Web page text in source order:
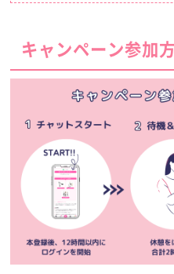
キャンペーン参加